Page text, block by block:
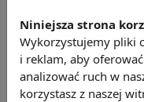
Źródło: http://
Zobacz
Niniejsza strona
Wykorzystujemy pliki
i reklam, aby
analizować ruch w
korzystasz z naszej